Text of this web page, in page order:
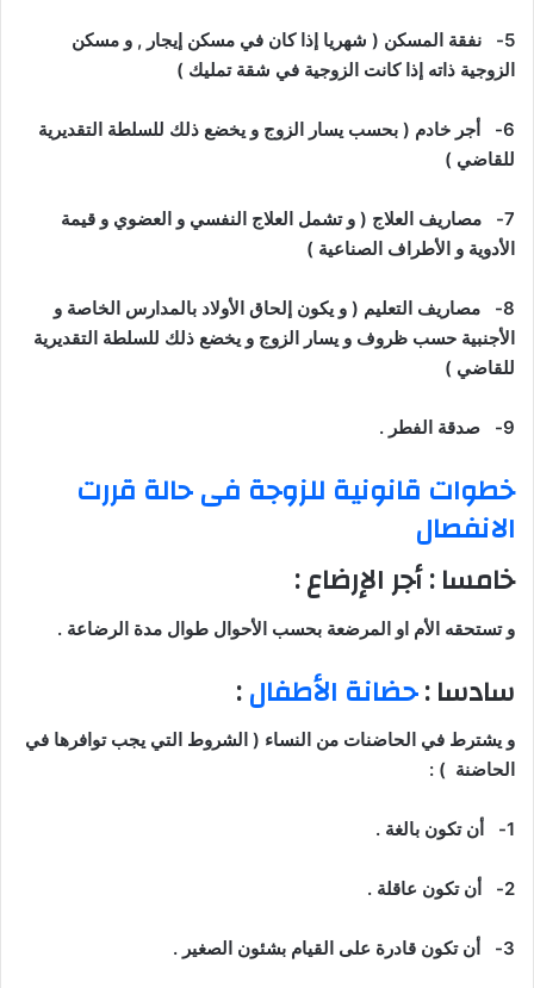
5-
نفقة المسكن ( شهريا إذا كان في مسكن إيجار , و مسكن
الزوجية ذاته إذا كانت الزوجية في شقة تمليك )
6-
أجر خادم ( بحسب يسار الزوج و يخضع ذلك للسلطة التقديرية
للقاضي )
7-
مصاريف العلاج ( و تشمل العلاج النفسي و العضوي و قيمة
الأدوية و الأطراف الصناعية )
8-
مصاريف التعليم ( و يكون إلحاق الأولاد بالمدارس الخاصة و
الأجنبية حسب ظروف و يسار الزوج و يخضع ذلك للسلطة التقديرية
للقاضي )
9- صدقة الفطر .
خطوات قانونية للزوجة فى حالة قررت
الانفصال
خامسا : أجر الإرضاع :
و تستحقه الأم او المرضعة بحسب الأحوال طوال مدة الرضاعة .
سادسا :حضانة الأطفال:
و يشترط في الحاضنات من النساء ( الشروط التي يجب توافرها في
الحاضنة ) :
1- أن تكون بالغة .
2- أن تكون عاقلة .
3- أن تكون قادرة على القيام بشئون الصغير .